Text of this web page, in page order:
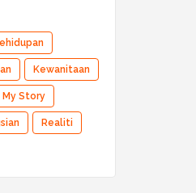
Kewanitaan
My Story
Realiti